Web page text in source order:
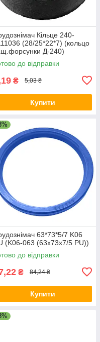
Кільце 240-
(28/25*22*7) (кольцо
Д-240)
до відправки
₴ 5,03 ₴
Купити
63*73*5/7 K06
(K06-063 (63х73х7/5 PU))
до відправки
₴ 84,24 ₴
Купити